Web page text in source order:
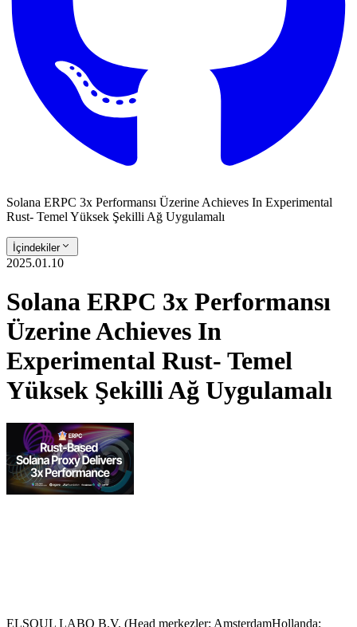
Solana ERPC 3x Performansı Üzerine Achieves In Experimental
Rust- Temel Yüksek Şekilli Ağ Uygulamalı
İçindekiler
2025.01.10
Solana ERPC 3x Performansı
Üzerine Achieves In
Experimental Rust- Temel
Yüksek Şekilli Ağ Uygulamalı
ELSOUL LABO B.V. (Head merkezler: AmsterdamHollanda;